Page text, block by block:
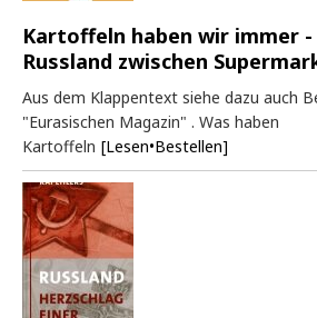
Kartoffeln haben wir immer
Russland zwischen
Aus dem Klappentext siehe dazu auch
"Eurasischen Magazin" . Was haben
Kartoffeln [Lesen•Bestellen]